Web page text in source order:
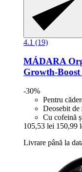
4.1 (19)
MÁDARA
Growth-​
-30%
Pentru
Deosebit
Cu cofeină
105,53 lei 150,99
Livrare până la